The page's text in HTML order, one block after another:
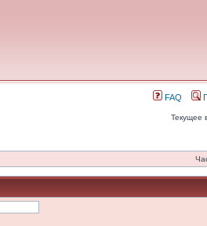
FAQ
Текущее